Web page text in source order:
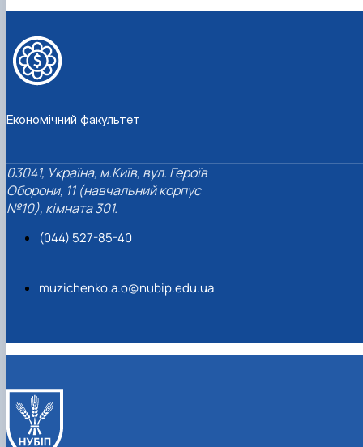
Економічний факультет
03041, Україна, м.Київ, вул. Героїв
Оборони, 11 (навчальний корпус
№10), кімната 301.
(044) 527-85-40
muzichenko.a.o@nubip.edu.ua